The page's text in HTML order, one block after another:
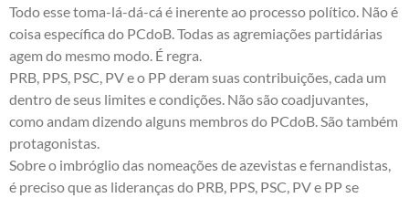
Todo esse toma-lá-dá-cá é inerente ao processo político. Não é
coisa específica do PCdoB. Todas as agremiações partidárias
agem do mesmo modo. É regra.
PRB, PPS, PSC, PV e o PP deram suas contribuições, cada um
dentro de seus limites e condições. Não são coadjuvantes,
como andam dizendo alguns membros do PCdoB. São também
protagonistas.
Sobre o imbróglio das nomeações de azevistas e fernandistas,
é preciso que as lideranças do PRB, PPS, PSC, PV e PP se